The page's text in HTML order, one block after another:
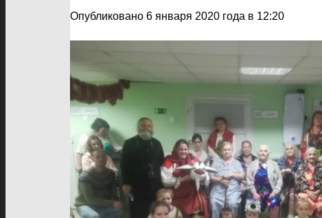
Опубликовано 6 января 2020 года в 12:20